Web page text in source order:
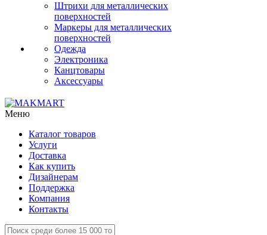
Штрихи для металлических
поверхностей
Маркеры для металлических
поверхностей
Одежда
Электроника
Канцтовары
Аксессуары
Меню
Каталог товаров
Услуги
Доставка
Как купить
Дизайнерам
Поддержка
Компания
Контакты